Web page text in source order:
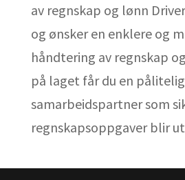
av regnskap og lønn
og ønsker en enklere og
håndtering av regnskap
på laget får du en pålitelig
samarbeidspartner som
regnskapsoppgaver blir